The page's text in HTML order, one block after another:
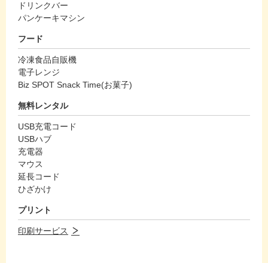
ドリンクバー
パンケーキマシン
フード
冷凍食品自販機
電子レンジ
Biz SPOT Snack Time(お菓子)
無料レンタル
USB充電コード
USBハブ
充電器
マウス
延長コード
ひざかけ
プリント
印刷サービス